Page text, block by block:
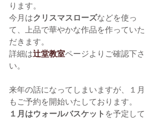
ります。
今月はクリスマスローズなどを使っ
て、上品で華やかな作品を作っていた
だきます。
詳細は辻堂教室ページよりご確認下さ
い。
来年の話になってしまいますが、１月
もご予約を開始いたしております。
１月はウォールバスケット を予定して